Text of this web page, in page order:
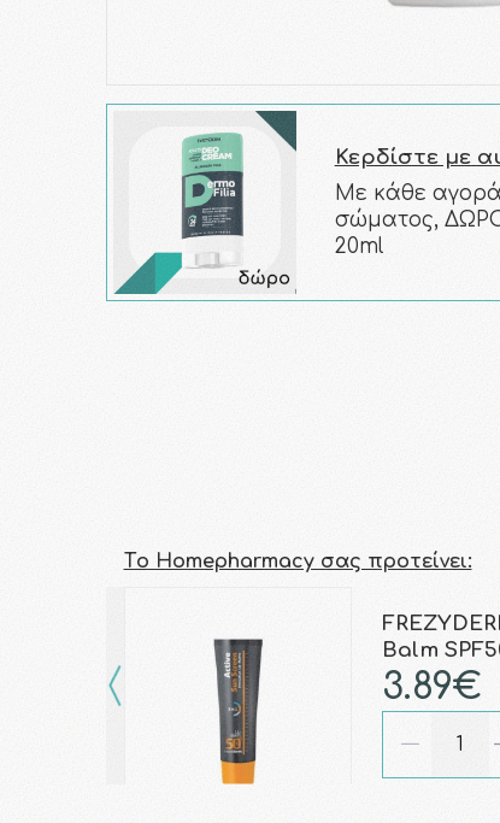
Κερδίστε με
Με κάθε
σώματος,
20ml
Τo Homepharmacy σας προτείνει:
Balm
3.89€